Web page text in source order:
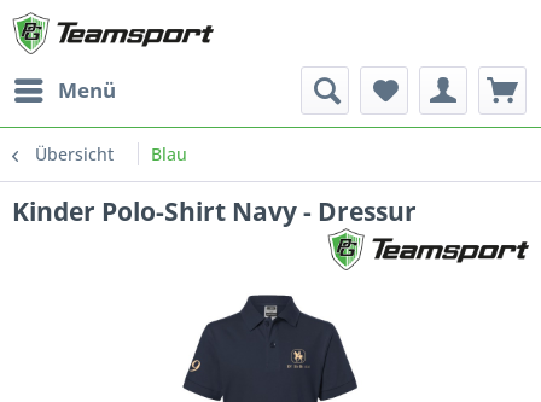
Menü
Übersicht Blau
Kinder Polo-Shirt Navy - Dressur